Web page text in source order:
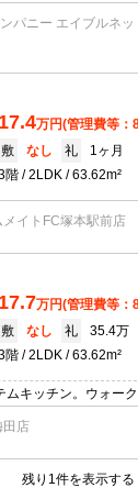
力でサポートさせて
わせをさせていただ
迎えサービスも実施
町店」０１２０－８
パニー エイブルネッ
17.4万円(管理費等：
敷
なし 礼
1ヶ月
階
2LDK 63.62m²
イトFC塚本駅前店
17.7万円(管理費等：
敷
なし 礼
35.4万
階
2LDK 63.62m²
ムキッチン。ウォー
ンターネット無料。
い焚き機能付きバス
田店
残り1件を表示する